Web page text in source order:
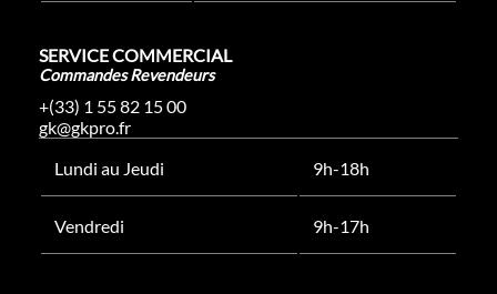
SERVICE COMMERCIAL
Commandes Revendeurs
+(33) 1 55 82 15 00
gk@gkpro.fr
Lundi au Jeudi
9h-18h
Vendredi 9h-17h